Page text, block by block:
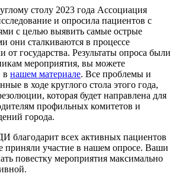
столу 2023 года Ассоциация
и опросила пациентов с
с целью выявить самые острые
они сталкиваются в процессе
от государства. Результаты опроса были
мероприятия, вы можете
в нашем материале. Все проблемы и
в ходе круглого стола этого года,
которая будет направлена для
профильных комитетов и
города.
благодарит всех активных пациентов
приняли участие в нашем опросе. Ваши
повестку мероприятия максимально